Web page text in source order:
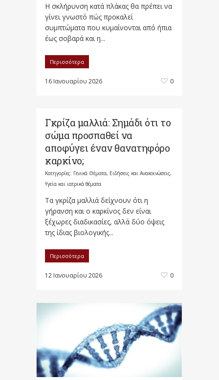
Η σκλήρυνση κατά πλάκας θα πρέπει να
γίνει γνωστό πώς προκαλεί
συμπτώματα που κυμαίνονται από ήπια
έως σοβαρά και η...
Περισσότερα
16 Ιανουαρίου 2026 0
Γκρίζα μαλλιά: Σημάδι ότι το
σώμα προσπαθεί να
αποφύγει έναν θανατηφόρο
καρκίνο;
Κατηγορίες: Γενικά Θέματα, Ειδήσεις και Ανακοινώσεις,
Υγεία και ιατρικά θέματα
Τα γκρίζα μαλλιά δείχνουν ότι η
γήρανση και ο καρκίνος δεν είναι
ξέχωρες διαδικασίες, αλλά δύο όψεις
της ίδιας βιολογικής...
Περισσότερα
12 Ιανουαρίου 2026 0